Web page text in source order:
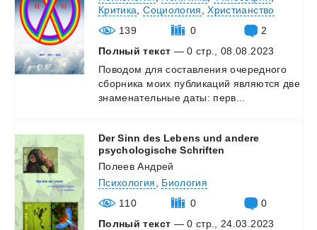
Критика ,Социология ,Христианство
139
0
2
Полный текст — 0 стр., 08.08.2023
Поводом для составления очередного
сборника моих публикаций являются две
знаменательные даты: перв...
Der Sinn des Lebens und andere
psychologische Schriften
Полеев Андрей
Психология
Биология
110
0
0
Полный текст — 0 стр., 24.03.2023